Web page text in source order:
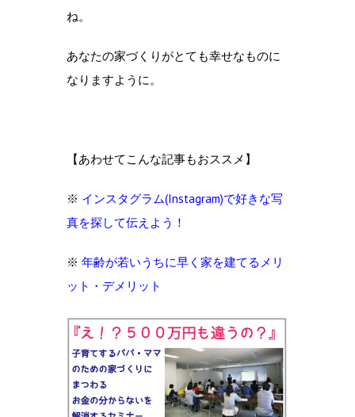
ね。
あなたの家づくりがとても幸せなものに
なりますように。
【あわせてこんな記事もおススメ】
※ インスタグラム(Instagram)で好きな写
真を探して伝えよう！
※ 年齢が若いうちに早く家を建てるメリ
ット・デメリット